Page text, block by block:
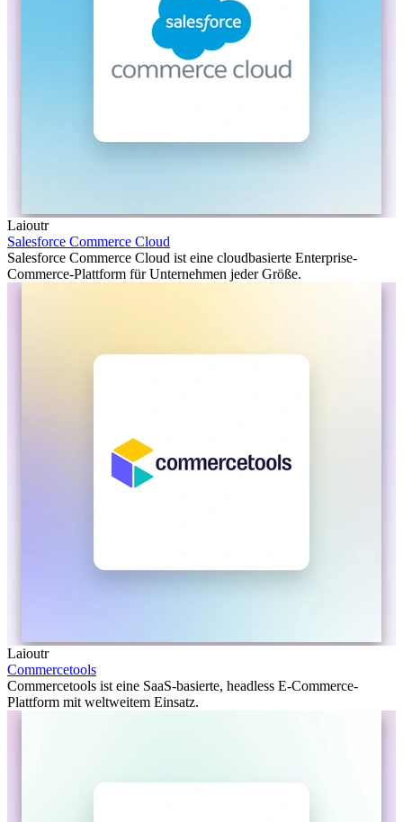
Laioutr
Salesforce Commerce Cloud
Salesforce Commerce Cloud ist eine cloudbasierte Enterprise-
Commerce-Plattform für Unternehmen jeder Größe.
Laioutr
Commercetools
Commercetools ist eine SaaS-basierte, headless E-Commerce-
Plattform mit weltweitem Einsatz.